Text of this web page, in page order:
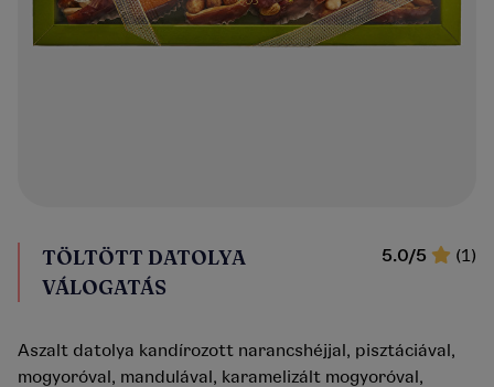
TÖLTÖTT DATOLYA
VÁLOGATÁS
5.0/5 (1)
Aszalt datolya kandírozott narancshéjjal, pisztáciával,
mogyoróval, mandulával, karamelizált mogyoróval,